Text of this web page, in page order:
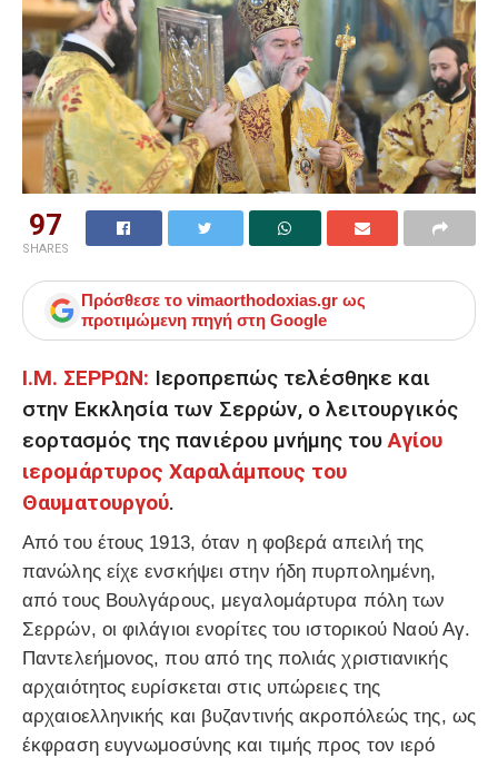
97
SHARES
Πρόσθεσε το vimaorthodoxias.gr ως
προτιμώμενη πηγή στη Google
Ι.Μ. ΣΕΡΡΩΝ: Ιεροπρεπώς τελέσθηκε και
στην Εκκλησία των Σερρών, ο λειτουργικός
εορτασμός της πανιέρου μνήμης τουΑγίου
ιερομάρτυρος Χαραλάμπους του
Θαυματουργού.
Από του έτους 1913, όταν η φοβερά απειλή της
πανώλης είχε ενσκήψει στην ήδη πυρπολημένη,
από τους Βουλγάρους, μεγαλομάρτυρα πόλη των
Σερρών, οι φιλάγιοι ενορίτες του ιστορικού Ναού Αγ.
Παντελεήμονος, που από της πολιάς χριστιανικής
αρχαιότητος ευρίσκεται στις υπώρειες της
αρχαιοελληνικής και βυζαντινής ακροπόλεώς της, ως
έκφραση ευγνωμοσύνης και τιμής προς τον ιερό